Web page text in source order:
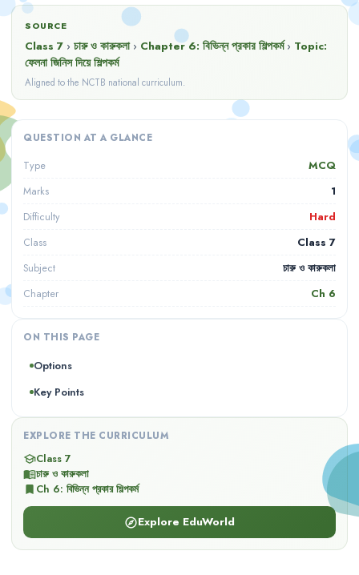
SOURCE
Class 7 › চারু ও কারুকলা › Chapter6: বিভিন্ন প্রকার শিল্পকর্ম › Topic:
ফেলনা জিনিস দিয়ে শিল্পকর্ম
Aligned to the NCTB national curriculum.
QUESTION AT A GLANCE
Type MCQ
Marks 1
Difficulty Hard
Class Class 7
Subject চারু ও কারুকলা
Chapter Ch 6
ON THIS PAGE
Options
Key Points
EXPLORE THE CURRICULUM
schoolClass 7
menu_bookচারু ও কারুকলা
bookmark Ch 6: বিভিন্ন প্রকার শিল্পকর্ম
exploreExplore EduWorld